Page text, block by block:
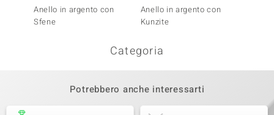
Anello in argento con
Sfene
Anello in argento con
Kunzite
Categoria
Potrebbero anche interessarti